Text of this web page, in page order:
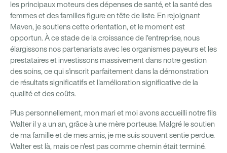
les principaux moteurs des dépenses de santé, et la santé des
femmes et des familles figure en tête de liste. En rejoignant
Maven, je soutiens cette orientation, et le moment est
opportun. À ce stade de la croissance de l'entreprise, nous
élargissons nos partenariats avec les organismes payeurs et les
prestataires et investissons massivement dans notre gestion
des soins, ce qui s'inscrit parfaitement dans la démonstration
de résultats significatifs et l'amélioration significative de la
qualité et des coûts.
Plus personnellement, mon mari et moi avons accueilli notre fils
Walter il y a un an, grâce à une mère porteuse. Malgré le soutien
de ma famille et de mes amis, je me suis souvent sentie perdue.
Walter est là, mais ce n'est pas commechemin était terminé.